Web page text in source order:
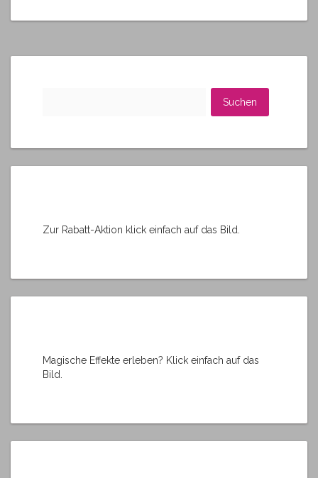
t
:
Zur Rabatt-Aktion klick einfach auf das Bild.
Magische Effekte erleben? Klick einfach auf das
Bild.